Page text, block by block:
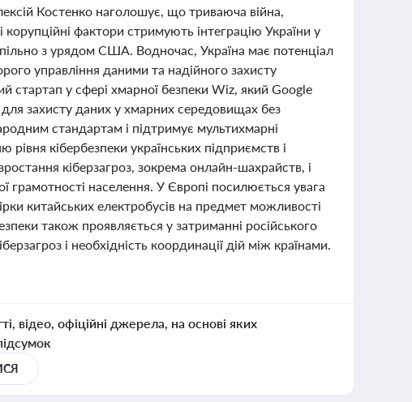
Костенко наголошує, що триваюча війна,
корупційні фактори стримують інтеграцію України у
з урядом США. Водночас, Україна має потенціал
управління даними та надійного захисту
стартап у сфері хмарної безпеки Wiz, який Google
захисту даних у хмарних середовищах без
стандартам і підтримує мультихмарні
кібербезпеки українських підприємств і
кіберзагроз, зокрема онлайн-шахрайств, і
населення. У Європі посилюється увага
китайських електробусів на предмет можливості
також проявляється у затриманні російського
і необхідність координації дій між країнами.
відео, офіційні джерела, на основі яких